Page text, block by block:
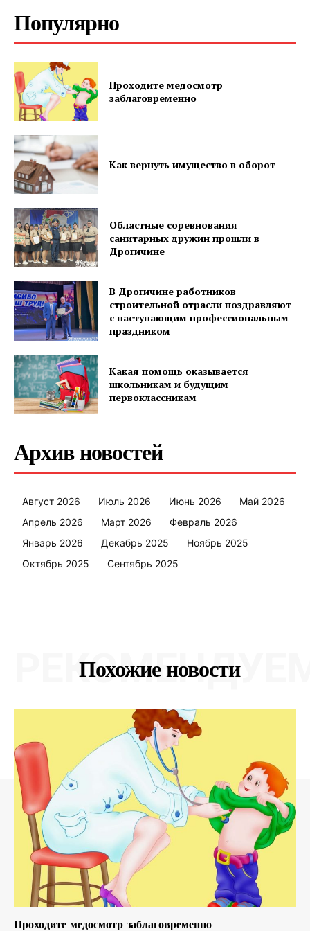
Редакция "ДВ"
Наша гісторыя
Контакты
Правила использования материалов
Электронные обращения
Популярно
Проходите медосмотр
заблаговременно
Как вернуть имущество в оборот
Областные соревнования
санитарных дружин прошли в
Дрогичине
В Дрогичине работников
строительной отрасли поздравляют
с наступающим профессиональным
праздником
Какая помощь оказывается
школьникам и будущим
первоклассникам
Архив новостей
Август 2026 Июль 2026 Июнь 2026
Май 2026
Апрель 2026
Март 2026
Февраль 2026
Январь 2026
Декабрь 2025
Ноябрь 2025
Октябрь 2025
Сентябрь 2025
Похожие новости
Проходите медосмотр заблаговременно